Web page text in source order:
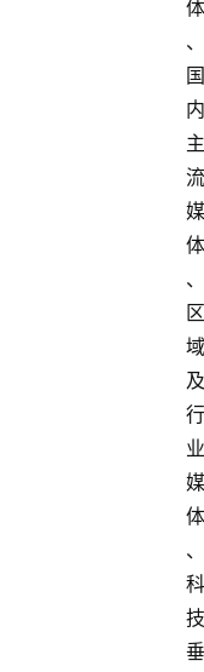
体
、
国
内
主
流
媒
体
、
区
域
及
行
业
媒
体
、
科
技
垂